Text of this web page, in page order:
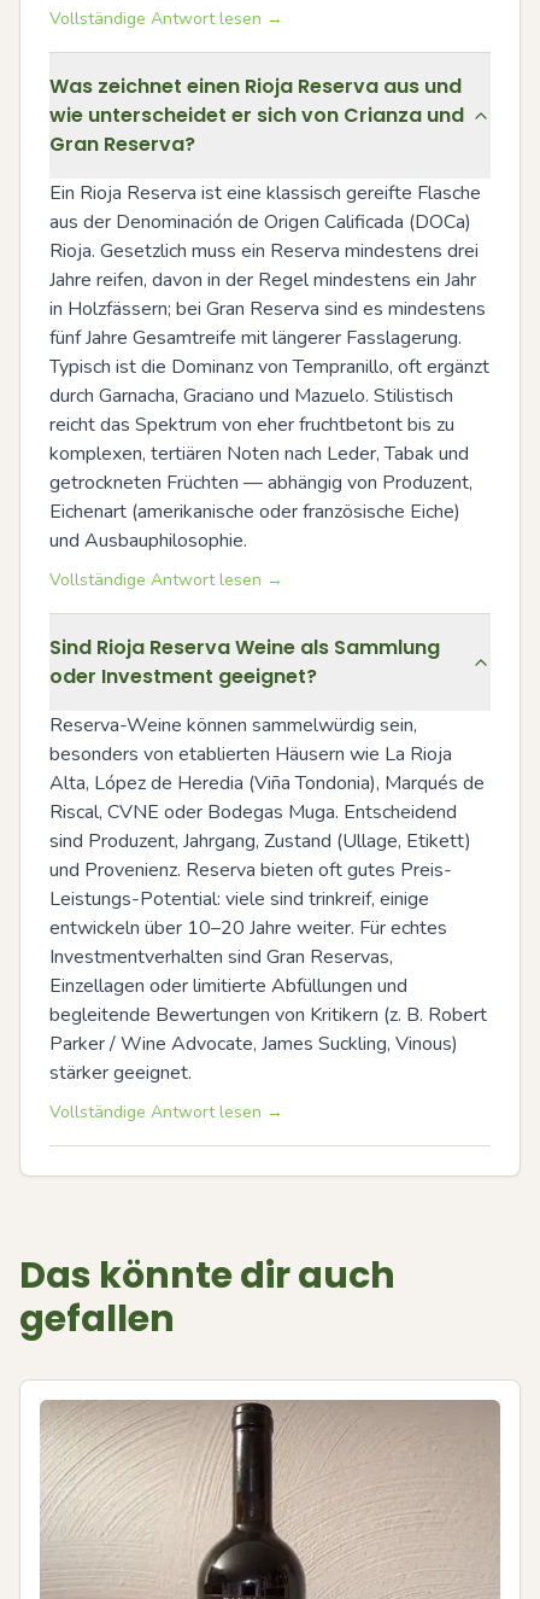
Vollständige Antwort lesen →
Was zeichnet einen Rioja Reserva aus und
wie unterscheidet er sich von Crianza und
Gran Reserva?
Ein Rioja Reserva ist eine klassisch gereifte Flasche
aus der Denominación de Origen Calificada (DOCa)
Rioja. Gesetzlich muss ein Reserva mindestens drei
Jahre reifen, davon in der Regel mindestens ein Jahr
in Holzfässern; bei Gran Reserva sind es mindestens
fünf Jahre Gesamtreife mit längerer Fasslagerung.
Typisch ist die Dominanz von Tempranillo, oft ergänzt
durch Garnacha, Graciano und Mazuelo. Stilistisch
reicht das Spektrum von eher fruchtbetont bis zu
komplexen, tertiären Noten nach Leder, Tabak und
getrockneten Früchten — abhängig von Produzent,
Eichenart (amerikanische oder französische Eiche)
und Ausbauphilosophie.
Vollständige Antwort lesen →
Sind Rioja Reserva Weine als Sammlung
oder Investment geeignet?
Reserva-Weine können sammelwürdig sein,
besonders von etablierten Häusern wie La Rioja
Alta, López de Heredia (Viña Tondonia), Marqués de
Riscal, CVNE oder Bodegas Muga. Entscheidend
sind Produzent, Jahrgang, Zustand (Ullage, Etikett)
und Provenienz. Reserva bieten oft gutes Preis-
Leistungs-Potential: viele sind trinkreif, einige
entwickeln über 10–20 Jahre weiter. Für echtes
Investmentverhalten sind Gran Reservas,
Einzellagen oder limitierte Abfüllungen und
begleitende Bewertungen von Kritikern (z. B. Robert
Parker / Wine Advocate, James Suckling, Vinous)
stärker geeignet.
Vollständige Antwort lesen →
Das könnte dir auch
gefallen